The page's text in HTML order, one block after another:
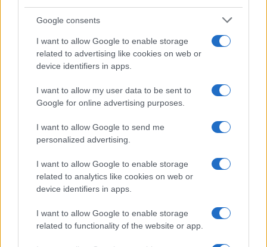
Google consents
I want to allow Google to enable storage
related to advertising like cookies on web or
device identifiers in apps.
I want to allow my user data to be sent to
Google for online advertising purposes.
I want to allow Google to send me
personalized advertising.
I want to allow Google to enable storage
related to analytics like cookies on web or
device identifiers in apps.
I want to allow Google to enable storage
related to functionality of the website or app.
Leggi i commenti
SEDUTE SATIRICHE
Vignetta del 07/08/2026
Vai all'archivio delle vignette
“I lavori sulle ferrovie a